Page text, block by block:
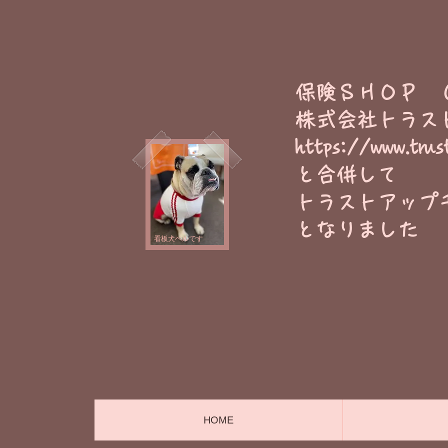
看板犬ベルです
保険ＳＨＯＰ
株式会社トラス
https://
と合併して
トラストアップ
​となりました
HOME